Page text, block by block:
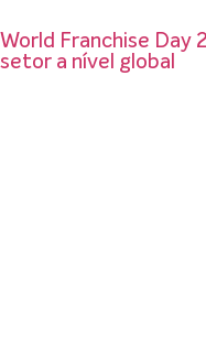
World Franchise Day
setor a nível global